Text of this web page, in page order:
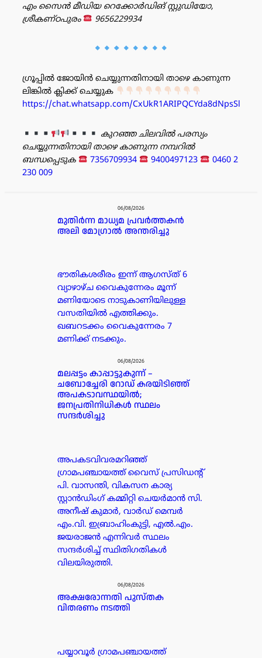
എം സൈൻ മീഡിയ റെക്കോർഡിങ് സ്റ്റുഡിയോ,
ശ്രീകണ്ഠപുരം
9656229934
ഗ്രൂപ്പിൽ ജോയിൻ ചെയ്യുന്നതിനായി താഴെ കാണുന്ന
ലിങ്കിൽ ക്ലിക്ക് ചെയ്യുക
https://chat.whatsapp.com/CxUkR1ARIPQCYda8dNpsSl
കുറഞ്ഞ ചിലവിൽ പരസ്യം
ചെയ്യുന്നതിനായി താഴെ കാണുന്ന നമ്പറിൽ
ബന്ധപ്പെടുക
7356709934 9400497123
0460 2
230 009
06/08/2026
മുതിർന്ന മാധ്യമ പ്രവർത്തകൻ
അലി മോഗ്രാൽ അന്തരിച്ചു
ഭൗതികശരീരം ഇന്ന് ആഗസ്ത് 6
വ്യാഴാഴ്ച വൈകുന്നേരം മൂന്ന്
മണിയോടെ നാടുകാണിയിലുള്ള
വസതിയിൽ എത്തിക്കും.
ഖബറടക്കം വൈകുന്നേരം 7
മണിക്ക് നടക്കും.
06/08/2026
മലപ്പട്ടം കാപ്പാട്ടുകുന്ന് –
ചബോച്ചേരി റോഡ് കരയിടിഞ്ഞ്
അപകടാവസ്ഥയിൽ;
ജനപ്രതിനിധികൾ സ്ഥലം
സന്ദർശിച്ചു
അപകടവിവരമറിഞ്ഞ്
ഗ്രാമപഞ്ചായത്ത് വൈസ് പ്രസിഡന്റ്
പി. വാസന്തി, വികസന കാര്യ
സ്റ്റാൻഡിംഗ് കമ്മിറ്റി ചെയർമാൻ സി.
അനീഷ് കുമാർ, വാർഡ് മെമ്പർ
എം.വി. ഇബ്രാഹിംകുട്ടി, എൽ.എം.
ജയരാജൻ എന്നിവർ സ്ഥലം
സന്ദർശിച്ച് സ്ഥിതിഗതികൾ
വിലയിരുത്തി.
06/08/2026
അക്ഷരോന്നതി പുസ്തക
വിതരണം നടത്തി
പയ്യാവൂർ ഗ്രാമപഞ്ചായത്ത്